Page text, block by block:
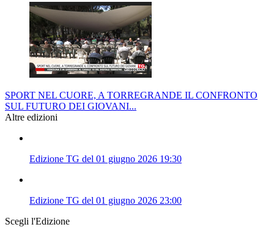
SPORT NEL CUORE, A TORREGRANDE IL CONFRONTO
SUL FUTURO DEI GIOVANI...
Altre edizioni
Edizione TG del 01 giugno 2026 19:30
Edizione TG del 01 giugno 2026 23:00
Scegli l'Edizione